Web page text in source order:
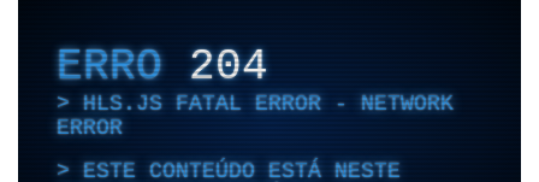
ERRO204
HLS.JS FATAL ERROR - NETWORK
ERROR
ESTE CONTEÚDO ESTÁ NESTE